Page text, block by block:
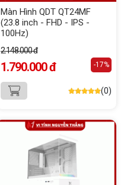
Màn Hình QDT QT24MF
(23.8 inch - FHD - IPS -
100Hz)
2.148.000 đ
1.790.000 đ -17%
(0)